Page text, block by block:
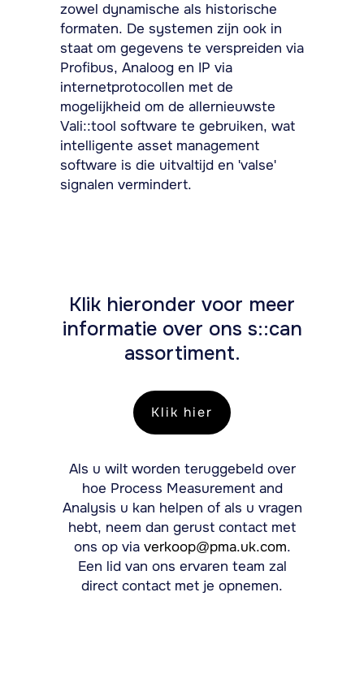
zowel dynamische als historische
formaten. De systemen zijn ook in
staat om gegevens te verspreiden via
Profibus, Analoog en IP via
internetprotocollen met de
mogelijkheid om de allernieuwste
Vali::tool software te gebruiken, wat
intelligente asset management
software is die uitvaltijd en 'valse'
signalen vermindert.
Klik hieronder voor meer
informatie over ons s::can
assortiment.
Klik hier
Als u wilt worden teruggebeld over
hoe Process Measurement and
Analysis u kan helpen of als u vragen
hebt, neem dan gerust contact met
ons op via verkoop@pma.uk.com.
Een lid van ons ervaren team zal
direct contact met je opnemen.